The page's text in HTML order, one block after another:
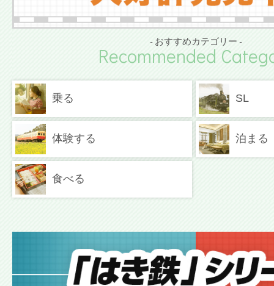
- おすすめカテゴリー -
Recommended
乗る SL
体験する 泊まる
食べる